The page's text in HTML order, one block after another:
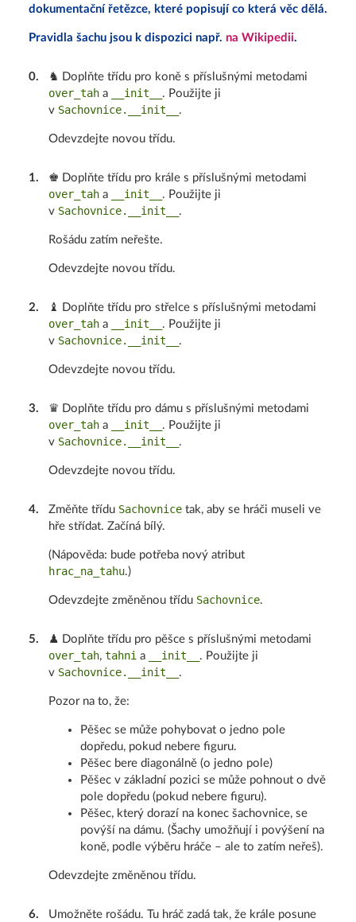
dokumentační řetězce, které popisují co která věc dělá.
Pravidla šachu jsou k dispozici např. na Wikipedii.
0. ♞ Doplňte třídu pro koně s příslušnými metodami
over_tah a __init__ . Použijte ji
v Sachovnice.__init__ .
Odevzdejte novou třídu.
1. ♚ Doplňte třídu pro krále s příslušnými metodami
over_tah a __init__ . Použijte ji
v Sachovnice.__init__ .
Rošádu zatím neřešte.
Odevzdejte novou třídu.
2. ♝ Doplňte třídu pro střelce s příslušnými metodami
over_tah a __init__ . Použijte ji
v Sachovnice.__init__ .
Odevzdejte novou třídu.
3. ♛ Doplňte třídu pro dámu s příslušnými metodami
over_tah a __init__ . Použijte ji
v Sachovnice.__init__ .
Odevzdejte novou třídu.
4. Změňte třídu Sachovnice tak, aby se hráči museli ve
hře střídat. Začíná bílý.
(Nápověda: bude potřeba nový atribut
hrac_na_tahu.)
Odevzdejte změněnou třídu Sachovnice.
5. ♟ Doplňte třídu pro pěšce s příslušnými metodami
over_tah,tahni a __init__ . Použijte ji
v Sachovnice.__init__ .
Pozor na to, že:
Pěšec se může pohybovat o jedno pole
dopředu, pokud nebere figuru.
Pěšec bere diagonálně (o jedno pole)
Pěšec v základní pozici se může pohnout o dvě
pole dopředu (pokud nebere figuru).
Pěšec, který dorazí na konec šachovnice, se
povýší na dámu. (Šachy umožňují i povýšení na
koně, podle výběru hráče – ale to zatím neřeš).
Odevzdejte změněnou třídu.
6.
Umožněte rošádu. Tu hráč zadá tak, že krále posune